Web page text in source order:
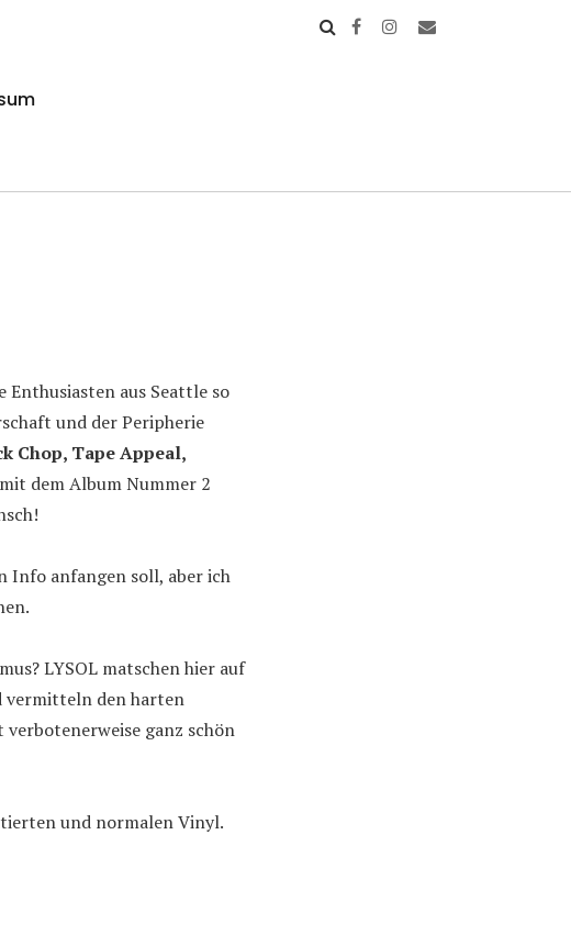
Enthusiasten aus Seattle so
und der Peripherie
Chop, Tape Appeal,
mit dem Album Nummer 2
Info anfangen soll, aber ich
LYSOL matschen hier auf
vermitteln den harten
verbotenerweise ganz schön
und normalen Vinyl.